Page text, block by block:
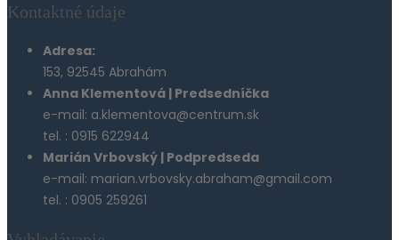
Kontaktné údaje
Adresa:
153, 92545 Abrahám
Anna Klementová | Predsedníčka
e-mail: a.klementova@centrum.sk
tel. : 0915 622944
Marián Vrbovský | Podpredseda
e-mail: marian.vrbovsky.abraham@gmail.com
tel. : 0905 259261